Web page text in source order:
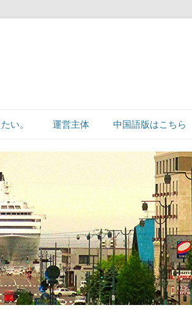
い。 運営主体 中国語版はこちら